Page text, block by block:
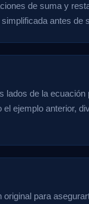
de suma y
antes de
lados de la ecuación
ejemplo anterior,
para